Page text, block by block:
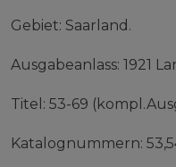
Gebiet: Saarland.
Ausgabeanlass: 1921
Titel: 53-69
Katalognummern: